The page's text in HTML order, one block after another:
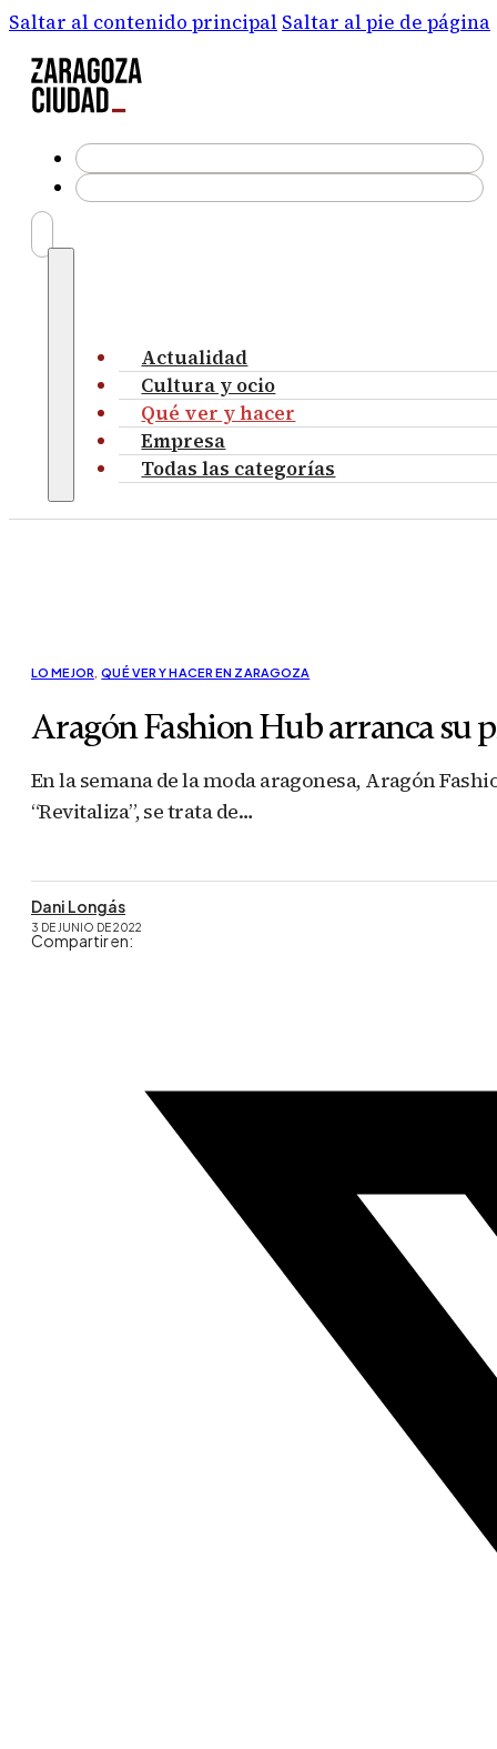
Saltar al contenido principal Saltar al pie de página
Actualidad
Cultura y ocio
Qué ver y hacer
Empresa
Todas las categorías
LO MEJOR, QUÉ VER Y HACER EN ZARAGOZA
Aragón Fashion Hub arranca su
En la semana de la moda aragonesa, Aragón
“Revitaliza”, se trata de…
Dani Longás
3 DE JUNIO DE 2022
Compartir en: